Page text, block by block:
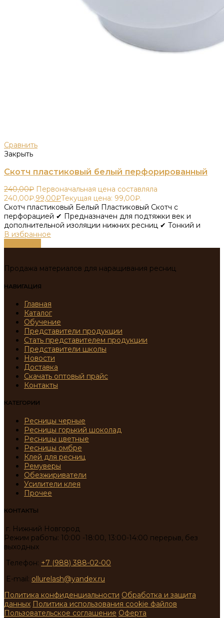
Сравнить
Закрыть
Скотч пластиковый белый перфорированный
240,00₽ Первоначальная цена составляла
240,00₽.99,00₽Текущая цена: 99,00₽.
Скотч пластиковый Белый Пластиковый Скотч с
перфорацией ✔ Предназначен для подтяжки век и
дополнительной изоляции нижних ресниц ✔ Тонкий и
В избранное
Продажа материалов для наращивания ресниц
НАВИГАЦИЯ
Главная
Каталог
Обучение
Представители продукции
Стать представителем продукции
Представители школы
Новости
Доставка
Скачать оптовый прайс
Контакты
КАТЕГОРИИ
Ресницы черные
Ресницы горький шоколад
Ресницы цветные
Ресницы омбре
Клей для ресниц
Ремуверы
Обезжириватели
Усилители клея
Прочее
КОНТАКТЫ
г. Нижний Новгород
Режим работы: 10:00 -18:00, 13:00-14:00 перерыв, без
выходных
Телефон: +7 (988) 388-02-00
E-mail: ollurelash@yandex.ru
Политика конфиденциальности Обработка и защита
данных Политика использования cookie файлов
Пользовательское соглашение Оферта